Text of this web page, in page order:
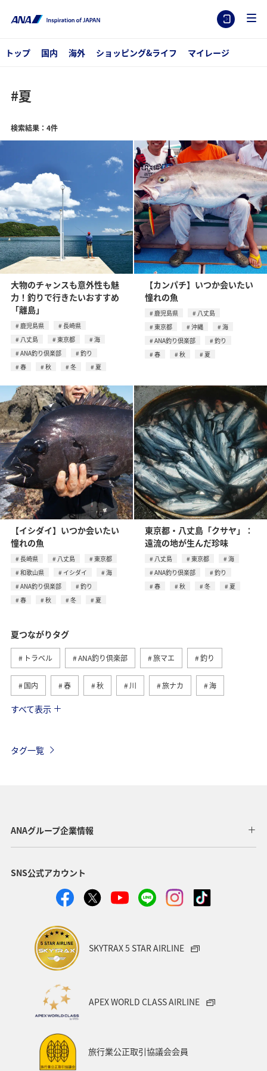
トップ 国内 海外 ショッピング&ライフ マイレージ
#夏
検索結果：4件
大物のチャンスも意外性も魅
力！釣りで行きたいおすすめ
「離島」
鹿児島県
長崎県
八丈島
東京都
海
ANA釣り倶楽部
釣り
春
秋 冬 夏
【カンパチ】いつか会いたい
憧れの魚
鹿児島県
八丈島
東京都
沖縄
海
ANA釣り倶楽部
釣り
春
秋 夏
【イシダイ】いつか会いたい
憧れの魚
長崎県 八丈島
東京都
和歌山県
イシダイ
海
ANA釣り倶楽部
釣り
春
秋 冬 夏
東京都・八丈島「クサヤ」：
遠流の地が生んだ珍味
八丈島 東京都
海
ANA釣り倶楽部
釣り
春
秋 冬 夏
夏つながりタグ
トラベル ANA釣り倶楽部 旅マエ 釣り
国内 春 秋 川 旅ナカ 海
北海道
東京都 九州地方 神奈川県 栃木県
家族旅行 ロウニンアジ（GT）
四国地方 歴史・文化・芸術 西表島
群馬県 鹿児島県
アメリカ アメリカ・カナダ・中南米
中国地方
石垣 沖縄県
富山県 宮崎県
すべて表示
タグ一覧
ANAグループ企業情報
SNS公式アカウント
SKYTRAX 5 STAR AIRLINE
APEX WORLD CLASS AIRLINE
旅行業公正取引協議会会員